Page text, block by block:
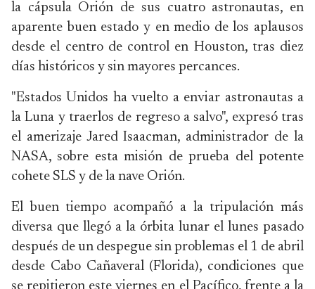
la cápsula Orión de sus cuatro astronautas, en
aparente buen estado y en medio de los aplausos
desde el centro de control en Houston, tras diez
días históricos y sin mayores percances.
"Estados Unidos ha vuelto a enviar astronautas a
la Luna y traerlos de regreso a salvo", expresó tras
el amerizaje Jared Isaacman, administrador de la
NASA, sobre esta misión de prueba del potente
cohete SLS y de la nave Orión.
El buen tiempo acompañó a la tripulación más
diversa que llegó a la órbita lunar el lunes pasado
después de un despegue sin problemas el 1 de abril
desde Cabo Cañaveral (Florida), condiciones que
se repitieron este viernes en el Pacífico, frente a la